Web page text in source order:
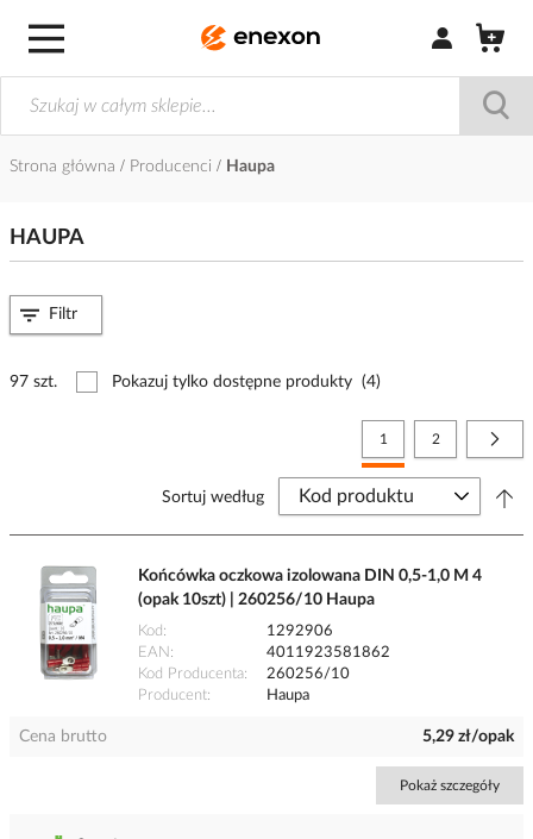
Zaloguj się /
Strona główna Producenci Haupa
HAUPA
97 szt. Pokazuj tylko dostępne produkty (4)
Strona
Aktualnie czytasz stronę
1 Strona
2
Sortuj według
Końcówka oczkowa izolowana DIN 0,5-1,0 M 4
(opak 10szt) | 260256/10 Haupa
Kod
1292906
EAN
4011923581862
Kod Producenta
260256/10
Producent
Haupa
Cena brutto 5,29 zł/opak
Pokaż szczegóły
Filtr